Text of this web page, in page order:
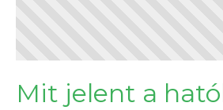
Mit jelent a